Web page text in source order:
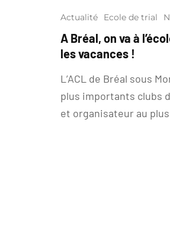
Actualité Ecole de trial
A Bréal, on va à
les vacances !
L’ACL de Bréal sous
plus importants clubs
et organisateur au